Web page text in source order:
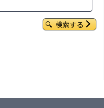
検索する